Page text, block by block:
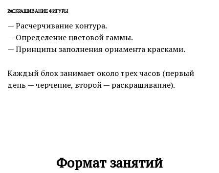
РАСКРАШИВАНИЕ ФИГУРЫ
— Расчерчивание контура.
— Определение цветовой гаммы.
— Принципы заполнения орнамента красками.
Каждый блок занимает около трех часов (первый
день — черчение, второй — раскрашивание).
Формат занятий